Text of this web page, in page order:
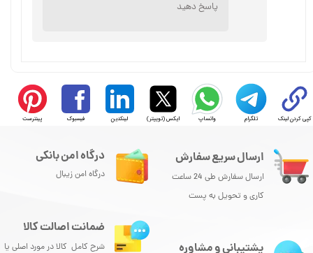
پاسخ دهید
کپی کردن لینک تلگرام واتساپ ایکس (توییتر) لینکدین فیسبوک پینترست
ارسال سریع سفارش
ارسال سفارش طی 24 ساعت
کاری و تحویل به پست
درگاه امن بانکی
درگاه امن زیبال
پشتیبانی و مشاوره
ضمانت اصالت کالا
شرح کامل کالا در مورد اصلی یا